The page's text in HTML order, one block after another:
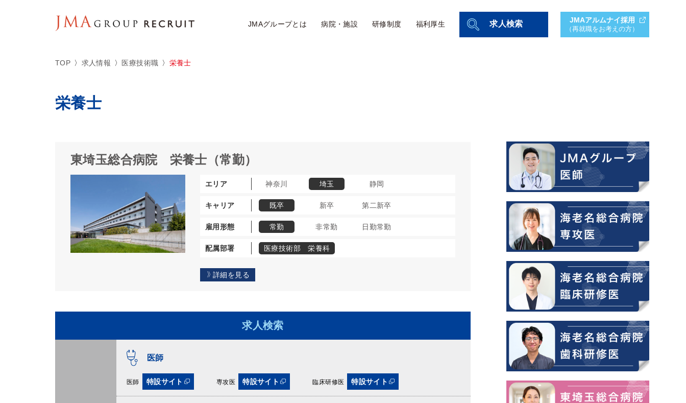
JMAグループとは 病院・施設 研修制度 福利厚生 求人検索 JMAアルムナイ採用
（再就職をお考えの方）
TOP 求人情報 医療技術職 栄養士
栄養士
東埼玉総合病院 栄養士（常勤）
エリア 神奈川 埼玉 静岡
キャリア 既卒 新卒 第二新卒
雇用形態 常勤 非常勤 日勤常勤
配属部署 医療技術部 栄養科
詳細を見る
求人検索
医師
医師 特設サイト 専攻医 特設サイト 臨床研修医 特設サイト